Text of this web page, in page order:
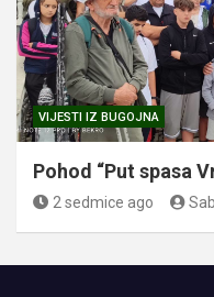
VIJESTI IZ BUGOJNA
Pohod “Put spasa
2 sedmice ago